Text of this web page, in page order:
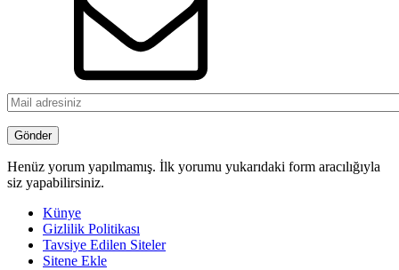
Henüz yorum yapılmamış. İlk yorumu yukarıdaki form aracılığıyla
siz yapabilirsiniz.
Künye
Gizlilik Politikası
Tavsiye Edilen Siteler
Sitene Ekle